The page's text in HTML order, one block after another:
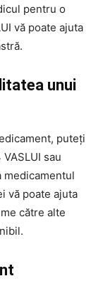
pentru o
vă poate ajuta
unui
puteți
sau
vă poate ajuta
către alte